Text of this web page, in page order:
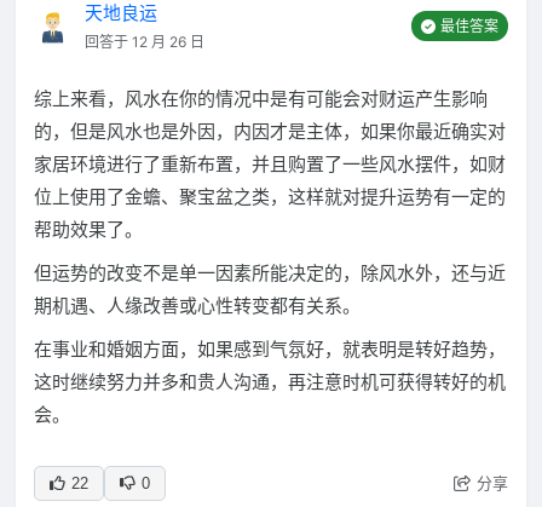
天地良运
回答于 12 月 26 日
最佳答案
综上来看，风水在你的情况中是有可能会对财运产生影响
的，但是风水也是外因，内因才是主体，如果你最近确实对
家居环境进行了重新布置，并且购置了一些风水摆件，如财
位上使用了金蟾、聚宝盆之类，这样就对提升运势有一定的
帮助效果了。
但运势的改变不是单一因素所能决定的，除风水外，还与近
期机遇、人缘改善或心性转变都有关系。
在事业和婚姻方面，如果感到气氛好，就表明是转好趋势，
这时继续努力并多和贵人沟通，再注意时机可获得转好的机
会。
22 0 分享